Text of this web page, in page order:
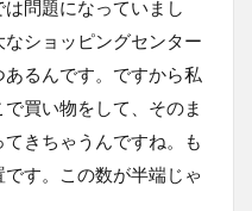
問題になっていまし
ショッピングセンター
るんです。ですから私
買い物をして、そのま
きちゃうんですね。も
す。この数が半端じゃ